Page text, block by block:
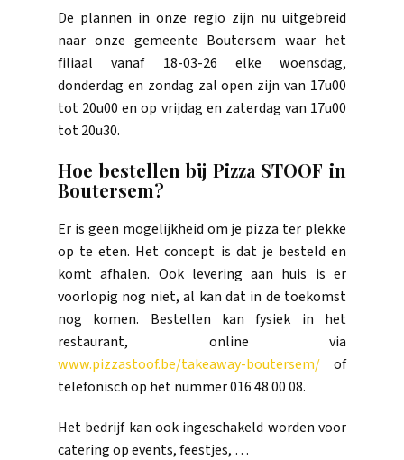
De plannen in onze regio zijn nu uitgebreid
naar onze gemeente Boutersem waar het
filiaal vanaf 18-03-26 elke woensdag,
donderdag en zondag zal open zijn van 17u00
tot 20u00 en op vrijdag en zaterdag van 17u00
tot 20u30.
Hoe bestellen bij Pizza STOOF in
Boutersem?
Er is geen mogelijkheid om je pizza ter plekke
op te eten. Het concept is dat je besteld en
komt afhalen. Ook levering aan huis is er
voorlopig nog niet, al kan dat in de toekomst
nog komen. Bestellen kan fysiek in het
restaurant, online via
www.pizzastoof.be/takeaway-boutersem/ of
telefonisch op het nummer 016 48 00 08.
Het bedrijf kan ook ingeschakeld worden voor
catering op events, feestjes, …